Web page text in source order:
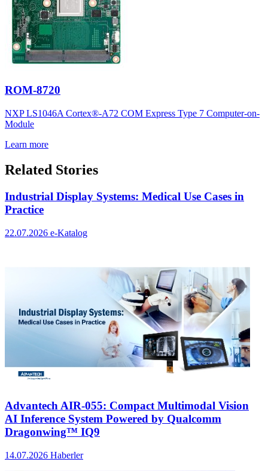
ROM-8720
NXP LS1046A Cortex®-A72 COM Express Type 7 Computer-on-
Module
Learn more
Related Stories
Industrial Display Systems: Medical Use Cases in
Practice
22.07.2026 e-Katalog
Advantech AIR-055: Compact Multimodal Vision
AI Inference System Powered by Qualcomm
Dragonwing™ IQ9
14.07.2026 Haberler